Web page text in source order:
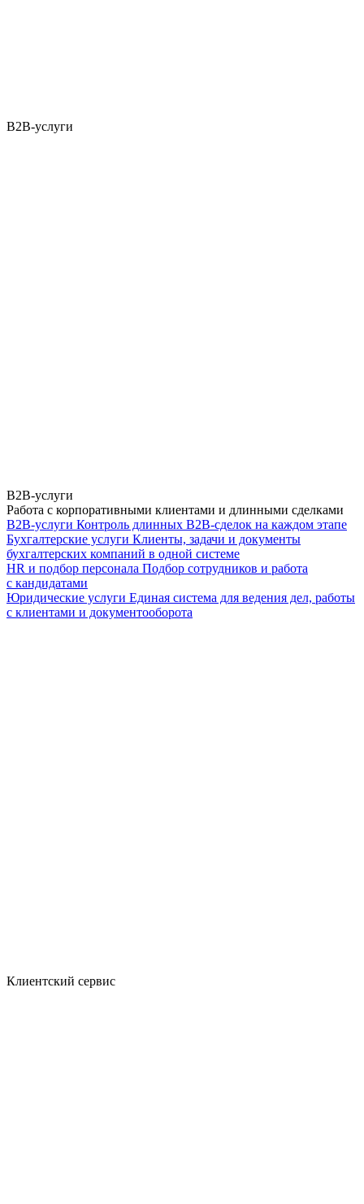
B2B-услуги
B2B-услуги
Работа с корпоративными клиентами и длинными сделками
B2B-услуги Контроль длинных B2B-сделок на каждом этапе
Бухгалтерские услуги Клиенты, задачи и документы
бухгалтерских компаний в одной системе
HR и подбор персонала Подбор сотрудников и работа
с кандидатами
Юридические услуги Единая система для ведения дел, работы
с клиентами и документооборота
Клиентский сервис